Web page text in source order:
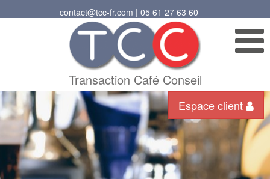
contact@tcc-fr.com | 05 61 27 63 60
Transaction Café Conseil
Espace client